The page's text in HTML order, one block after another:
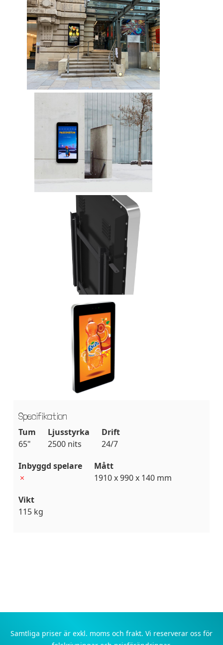
Specifikation
Tum
65"
Ljusstyrka
2500 nits
Drift
24/7
Inbyggd spelare
Mått
1910 x 990 x 140 mm
Vikt
115 kg
Samtliga priser är exkl. moms och frakt. Vi reserverar oss för